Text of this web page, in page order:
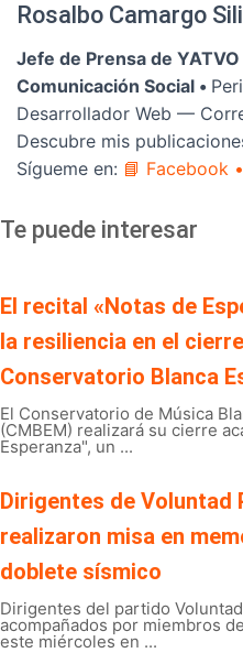
Rosalbo Camargo
Jefe de Prensa de YATVO
Comunicación Social •
Desarrollador Web —
Descubre mis
Sígueme en: 📘 Facebook
Te puede interesar
El recital «Notas de
la resiliencia en el
Conservatorio Blanca
El Conservatorio de Música
(CMBEM) realizará su cierre
Esperanza", un ...
Dirigentes de Voluntad
realizaron misa en
doblete sísmico
Dirigentes del partido
acompañados por miembros
este miércoles en ...